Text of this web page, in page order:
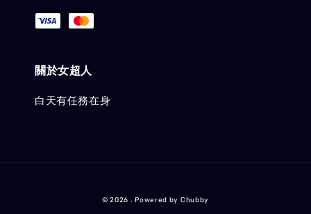
關於女超人
白天有任務在身
© 2026 . Powered by Chubby